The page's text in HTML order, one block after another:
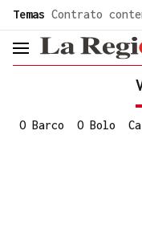
Temas Contrato
header.menu.open
O Barco O Bolo